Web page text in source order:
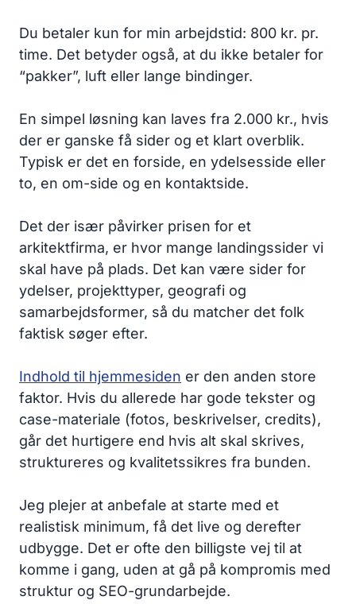
Du betaler kun for min arbejdstid: 800 kr. pr.
time. Det betyder også, at du ikke betaler for
“pakker”, luft eller lange bindinger.
En simpel løsning kan laves fra 2.000 kr., hvis
der er ganske få sider og et klart overblik.
Typisk er det en forside, en ydelsesside eller
to, en om-side og en kontaktside.
Det der især påvirker prisen for et
arkitektfirma, er hvor mange landingssider vi
skal have på plads. Det kan være sider for
ydelser, projekttyper, geografi og
samarbejdsformer, så du matcher det folk
faktisk søger efter.
Indhold til hjemmesiden er den anden store
faktor. Hvis du allerede har gode tekster og
case-materiale (fotos, beskrivelser, credits),
går det hurtigere end hvis alt skal skrives,
struktureres og kvalitetssikres fra bunden.
Jeg plejer at anbefale at starte med et
realistisk minimum, få det live og derefter
udbygge. Det er ofte den billigste vej til at
komme i gang, uden at gå på kompromis med
struktur og SEO-grundarbejde.